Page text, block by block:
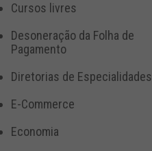
Cursos livres
Desoneração da Folha de
Pagamento
Diretorias de Especialidades
E-Commerce
Economia